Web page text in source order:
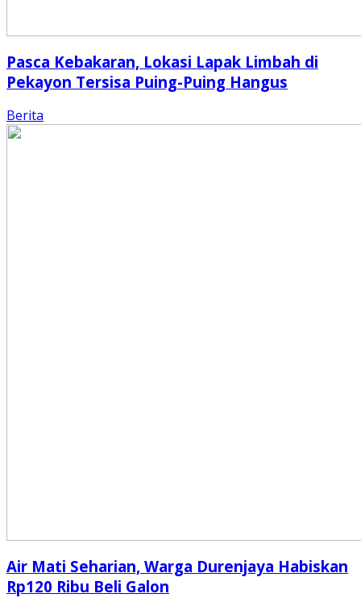
Pasca Kebakaran, Lokasi Lapak Limbah di
Pekayon Tersisa Puing-Puing Hangus
Berita
Air Mati Seharian, Warga Durenjaya Habiskan
Rp120 Ribu Beli Galon